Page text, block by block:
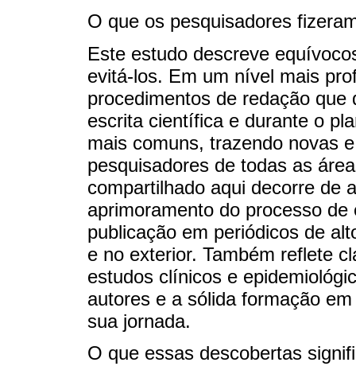
O que os pesquisadores
Este estudo descreve
evitá-los. Em um nível mais
procedimentos de redação
escrita científica e durante o
mais comuns, trazendo novas
pesquisadores de todas as
compartilhado aqui decorre de
aprimoramento do processo
publicação em periódicos de
e no exterior. Também reflete
estudos clínicos e
autores e a sólida formação
sua jornada.
O que essas descobertas